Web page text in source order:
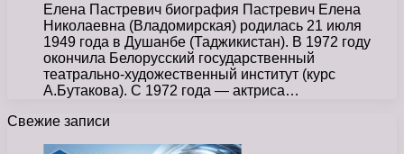
Елена Пастревич биография Пастревич Елена
Николаевна (Владомирская) родилась 21 июля
1949 года в Душанбе (Таджикистан). В 1972 году
окончила Белорусский государственный
театрально-художественный институт (курс
А.Бутакова). С 1972 года — актриса…
Свежие записи